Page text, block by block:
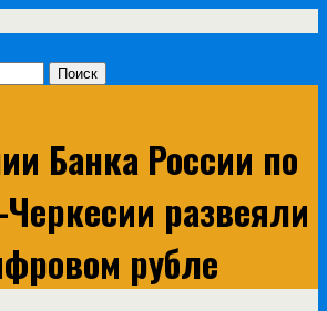
Банка России по
развеяли
рубле